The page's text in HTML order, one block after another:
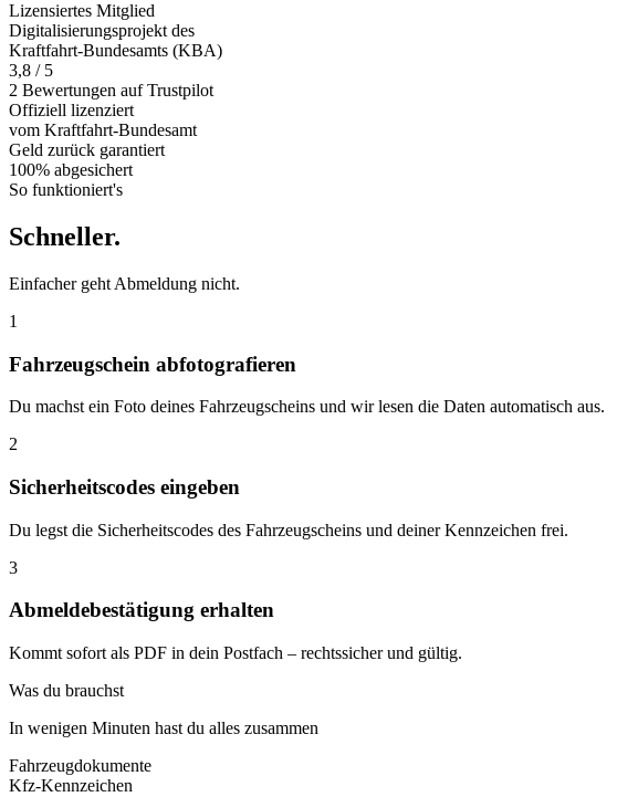
Lizensiertes Mitglied
Digitalisierungsprojekt des
Kraftfahrt-Bundesamts (KBA)
3,8 / 5
2 Bewertungen auf Trustpilot
Offiziell lizenziert
vom Kraftfahrt-Bundesamt
Geld zurück garantiert
100% abgesichert
So funktioniert's
Schneller.
Einfacher geht Abmeldung nicht.
1
Fahrzeugschein abfotografieren
Du machst ein Foto deines Fahrzeugscheins und wir lesen die Daten automatisch aus.
2
Sicherheitscodes eingeben
Du legst die Sicherheitscodes des Fahrzeugscheins und deiner Kennzeichen frei.
3
Abmeldebestätigung erhalten
Kommt sofort als PDF in dein Postfach – rechtssicher und gültig.
Was du brauchst
In wenigen Minuten hast du alles zusammen
Fahrzeugdokumente
Kfz-Kennzeichen